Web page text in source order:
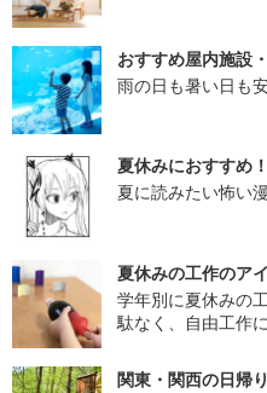
おすすめ屋内施設
雨の日も暑い日も
夏休みにおすすめ
夏に読みたい怖い
夏休みの工作のア
学年別に夏休みの
駄なく、自由工作
関東・関西の日帰